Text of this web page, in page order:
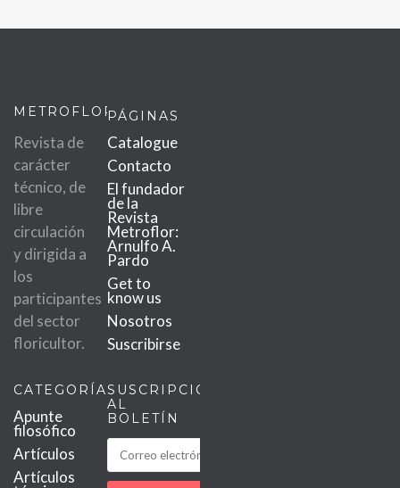
METROFLOR
Revista de
carácter
técnico, de
libre
circulación
y dirigida a
los
participantes
del sector
floricultor.
PÁGINAS
Catalogue
Contacto
El fundador
de la
Revista
Metroflor:
Arnulfo A.
Pardo
Get to
know us
Nosotros
Suscribirse
CATEGORÍAS
Apunte
filosófico
Artículos
Artículos
SUSCRIPCIÓN
AL
BOLETÍN
MetroChat